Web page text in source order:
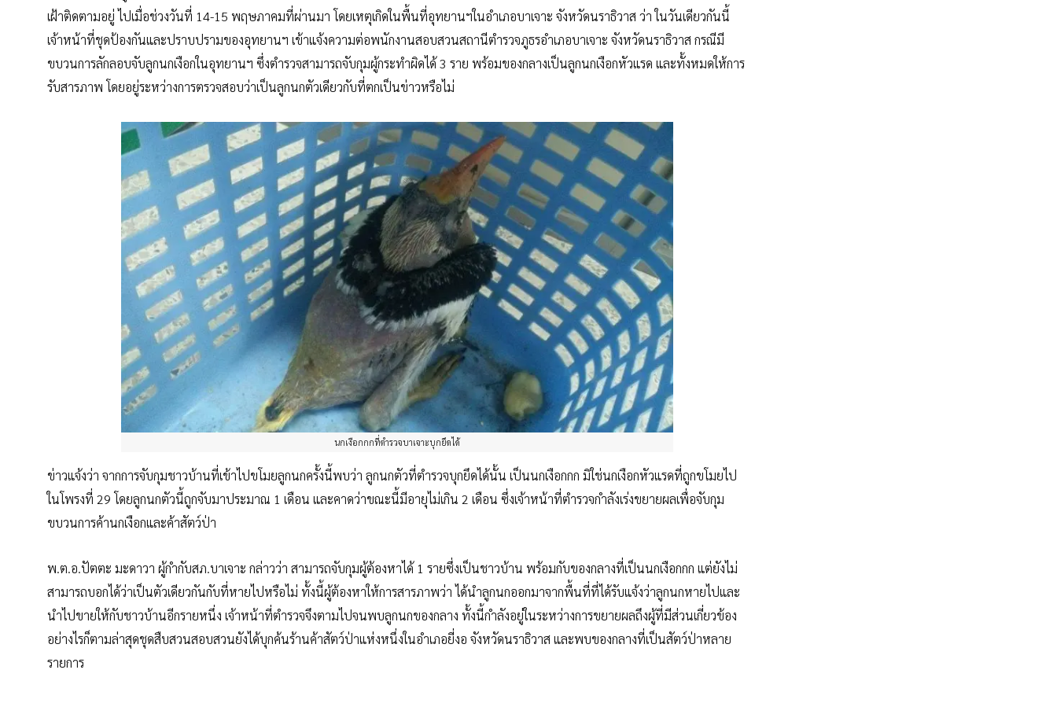
เฝ้าติดตามอยู่ ไปเมื่อช่วงวันที่ 14-15 พฤษภาคมที่ผ่านมา โดยเหตุเกิดในพื้นที่อุทยานฯในอำเภอบาเจาะ จังหวัดนราธิวาส ว่า ในวันเดียวกันนี้
เจ้าหน้าที่ชุดป้องกันและปราบปรามของอุทยานฯ เข้าแจ้งความต่อพนักงานสอบสวนสถานีตำรวจภูธรอำเภอบาเจาะ จังหวัดนราธิวาส กรณีมี
ขบวนการลักลอบจับลูกนกเงือกในอุทยานฯ ซึ่งตำรวจสามารถจับกุมผู้กระทำผิดได้ 3 ราย พร้อมของกลางเป็นลูกนกเงือกหัวแรด และทั้งหมดให้การ
รับสารภาพ โดยอยู่ระหว่างการตรวจสอบว่าเป็นลูกนกตัวเดียวกับที่ตกเป็นข่าวหรือไม่
นกเงือกกกที่ตำรวจบาเจาะบุกยึดได้
ข่าวแจ้งว่า จากการจับกุมชาวบ้านที่เข้าไปขโมยลูกนกครั้งนี้พบว่า ลูกนกตัวที่ตำรวจบุกยึดได้นั้น เป็นนกเงือกกก มิใช่นกเงือกหัวแรดที่ถูกขโมยไป
ในโพรงที่ 29 โดยลูกนกตัวนี้ถูกจับมาประมาณ 1 เดือน และคาดว่าขณะนี้มีอายุไม่เกิน 2 เดือน ซึ่งเจ้าหน้าที่ตำรวจกำลังเร่งขยายผลเพื่อจับกุม
ขบวนการค้านกเงือกและค้าสัตว์ป่า
พ.ต.อ.ปัตตะ มะดาวา ผู้กำกับสภ.บาเจาะ กล่าวว่า สามารถจับกุมผู้ต้องหาได้ 1 รายซึ่งเป็นชาวบ้าน พร้อมกับของกลางที่เป็นนกเงือกกก แต่ยังไม่
สามารถบอกได้ว่าเป็นตัวเดียวกันกับที่หายไปหรือไม่ ทั้งนี้ผู้ต้องหาให้การสารภาพว่า ได้นำลูกนกออกมาจากพื้นที่ที่ได้รับแจ้งว่าลูกนกหายไปและ
นำไปขายให้กับชาวบ้านอีกรายหนึ่ง เจ้าหน้าที่ตำรวจจึงตามไปจนพบลูกนกของกลาง ทั้งนี้กำลังอยู่ในระหว่างการขยายผลถึงผู้ที่มีส่วนเกี่ยวข้อง
อย่างไรก็ตามล่าสุดชุดสืบสวนสอบสวนยังได้บุกค้นร้านค้าสัตว์ป่าแห่งหนึ่งในอำเภอยี่งอ จังหวัดนราธิวาส และพบของกลางที่เป็นสัตว์ป่าหลาย
รายการ